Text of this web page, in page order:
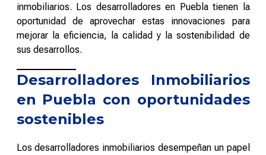
inmobiliarios. Los desarrolladores en Puebla tienen la
oportunidad de aprovechar estas innovaciones para
mejorar la eficiencia, la calidad y la sostenibilidad de
sus desarrollos.
Desarrolladores Inmobiliarios
en Puebla con oportunidades
sostenibles
Los desarrolladores inmobiliarios desempeñan un papel